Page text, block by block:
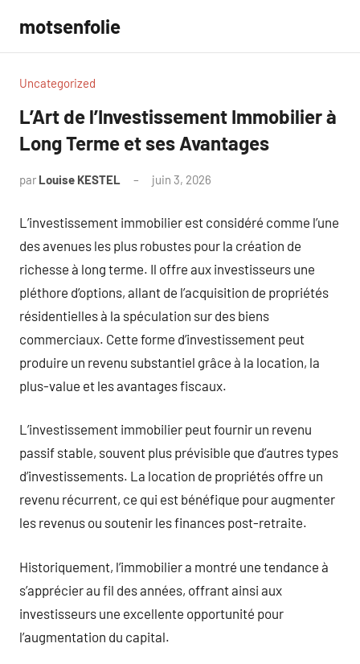
contenu
motsenfolie
Uncategorized
L’Art de l’Investissement Immobilier à
Long Terme et ses Avantages
par Louise KESTEL juin 3, 2026
L’investissement immobilier est considéré comme l’une
des avenues les plus robustes pour la création de
richesse à long terme. Il offre aux investisseurs une
pléthore d’options, allant de l’acquisition de propriétés
résidentielles à la spéculation sur des biens
commerciaux. Cette forme d’investissement peut
produire un revenu substantiel grâce à la location, la
plus-value et les avantages fiscaux.
L’investissement immobilier peut fournir un revenu
passif stable, souvent plus prévisible que d’autres types
d’investissements. La location de propriétés offre un
revenu récurrent, ce qui est bénéfique pour augmenter
les revenus ou soutenir les finances post-retraite.
Historiquement, l’immobilier a montré une tendance à
s’apprécier au fil des années, offrant ainsi aux
investisseurs une excellente opportunité pour
l’augmentation du capital.